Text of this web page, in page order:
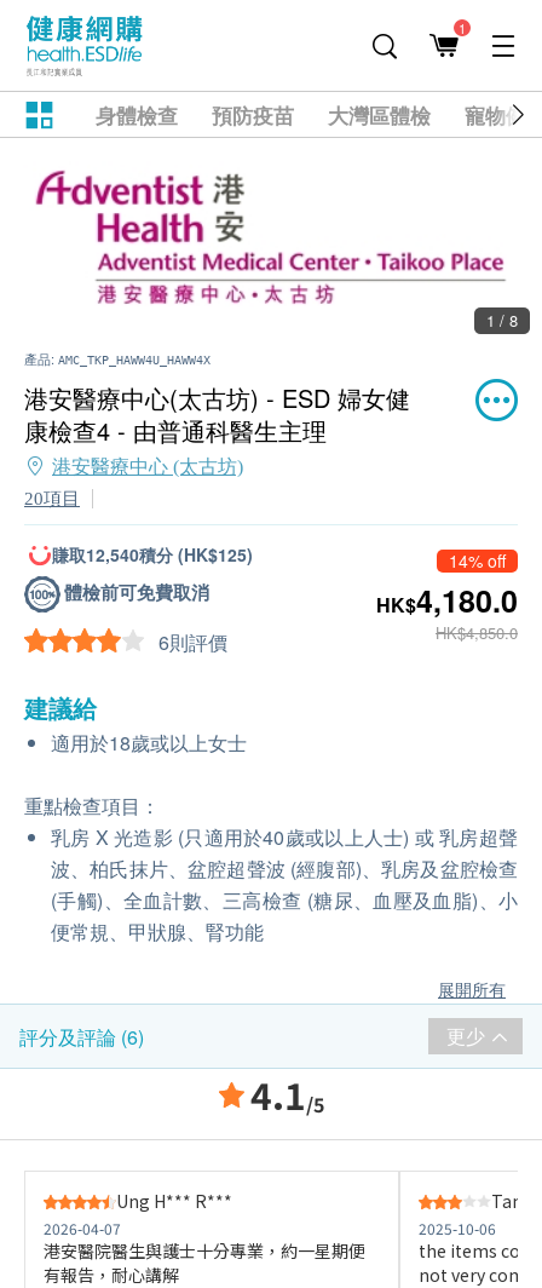
1
身體檢查 預防疫苗 大灣區體檢 寵物健
1 / 8
產品: AMC_TKP_HAWW4U_HAWW4X
港安醫療中心(太古坊) - ESD 婦女健
康檢查4 - 由普通科醫生主理
港安醫療中心 (太古坊)
20項目
賺取12,540積分 (HK$125)
體檢前可免費取消
6則評價
14% off
HK$4,180.0
HK$4,850.0
建議給
適用於18歲或以上女士
重點檢查項目：
乳房 X 光造影 (只適用於40歲或以上人士) 或 乳房超聲
波、柏氏抹片、盆腔超聲波 (經腹部)、乳房及盆腔檢查
(手觸)、全血計數、三高檢查 (糖尿、血壓及血脂)、小
便常規、甲狀腺、腎功能
展開所有
評分及評論 (6) 更少
4.1/5
Ung H*** R***
2026-04-07
港安醫院醫生與護士十分專業，約一星期便
有報告，耐心講解
Tam
2025-10-06
the items
not very